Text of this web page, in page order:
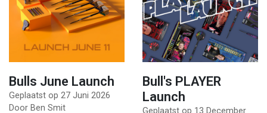
Bulls June Launch
Geplaatst op 27 Juni 2026
Door Ben Smit
Bull's PLAYER
Launch
Geplaatst op 13 December